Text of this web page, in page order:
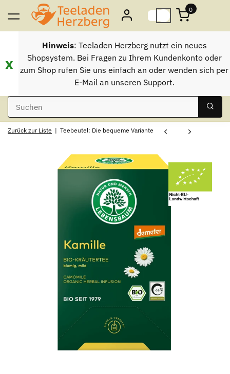
0
x
Hinweis: Teeladen Herzberg nutzt ein neues
Shopsystem. Bei Fragen zu Ihrem Kundenkonto oder
zum Shop rufen Sie uns einfach an oder wenden sich per
E-Mail an unseren Support.
Zurück zur Liste Teebeutel: Die bequeme Variante